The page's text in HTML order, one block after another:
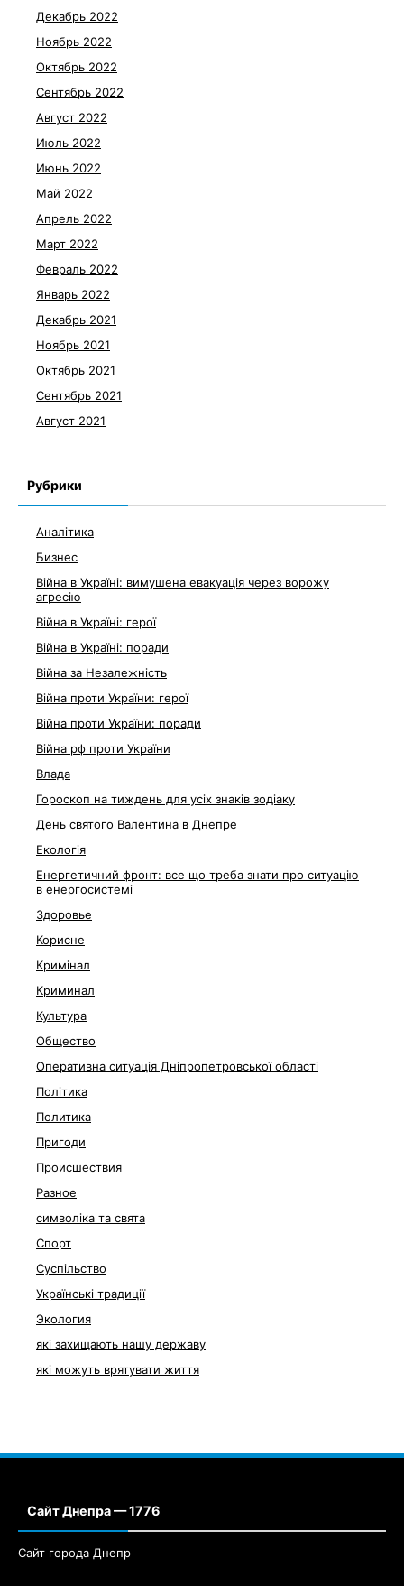
Декабрь 2022
Ноябрь 2022
Октябрь 2022
Сентябрь 2022
Август 2022
Июль 2022
Июнь 2022
Май 2022
Апрель 2022
Март 2022
Февраль 2022
Январь 2022
Декабрь 2021
Ноябрь 2021
Октябрь 2021
Сентябрь 2021
Август 2021
Рубрики
Аналітика
Бизнес
Війна в Україні: вимушена евакуація через ворожу
агресію
Війна в Україні: герої
Війна в Україні: поради
Війна за Незалежність
Війна проти України: герої
Війна проти України: поради
Війна рф проти України
Влада
Гороскоп на тиждень для усіх знаків зодіаку
День святого Валентина в Днепре
Екологія
Енергетичний фронт: все що треба знати про ситуацію
в енергосистемі
Здоровье
Корисне
Кримінал
Криминал
Культура
Общество
Оперативна ситуація Дніпропетровської області
Політика
Политика
Пригоди
Происшествия
Разное
символіка та свята
Спорт
Суспільство
Українські традиції
Экология
які захищають нашу державу
які можуть врятувати життя
Сайт Днепра — 1776
Сайт города Днепр